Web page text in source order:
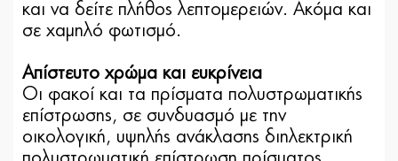
και να δείτε πλήθος λεπτομερειών. Ακόμα και
σε χαμηλό φωτισμό.
Απίστευτο χρώμα και ευκρίνεια
Οι φακοί και τα πρίσματα πολυστρωματικής
επίστρωσης, σε συνδυασμό με την
οικολογική, υψηλής ανάκλασης διηλεκτρική